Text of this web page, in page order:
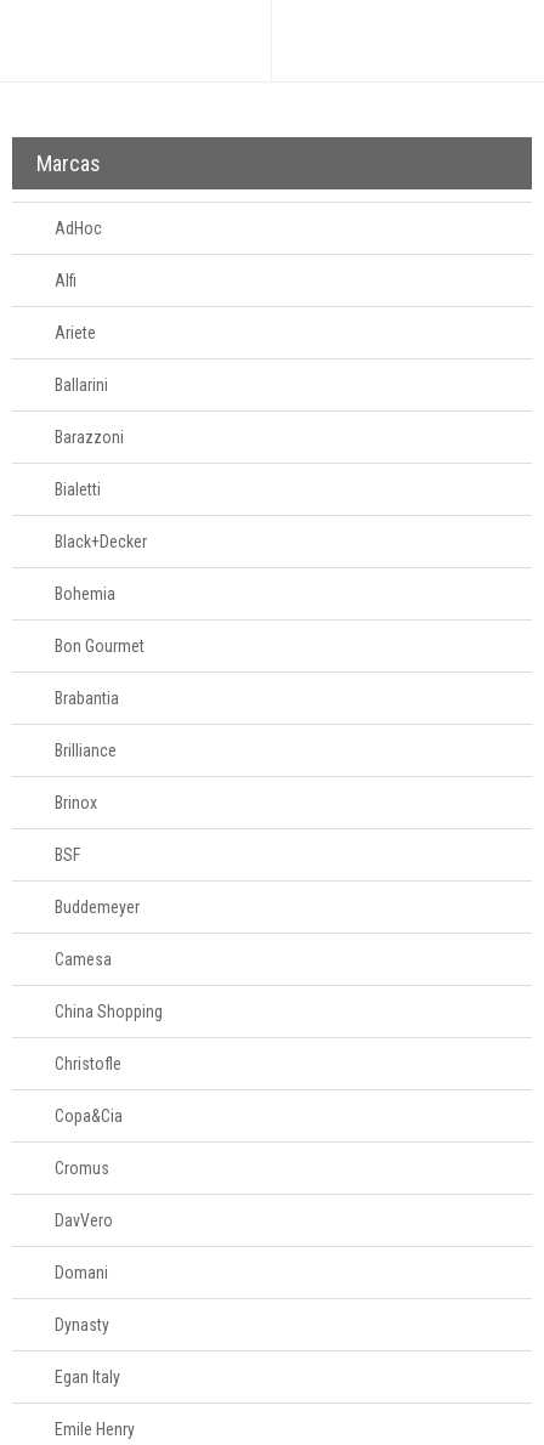
Marcas
AdHoc
Alfi
Ariete
Ballarini
Barazzoni
Bialetti
Black+Decker
Bohemia
Bon Gourmet
Brabantia
Brilliance
Brinox
BSF
Buddemeyer
Camesa
China Shopping
Christofle
Copa&Cia
Cromus
DavVero
Domani
Dynasty
Egan Italy
Emile Henry